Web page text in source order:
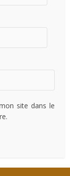
site dans le